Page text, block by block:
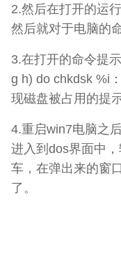
2.然后在打开的运
然后就对于电脑的
3.在打开的命令提
g h) do chkdsk %i
现磁盘被占用的提
4.重启win7电脑之
进入到dos界面中
车，在弹出来的窗
了。